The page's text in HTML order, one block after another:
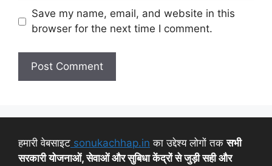
Save my name, email, and website in this
browser for the next time I comment.
हमारी वेबसाइट sonukachhap.in का उद्देश्य लोगों तकसभी
सरकारी योजनाओं, सेवाओं और सुबिधा केंद्रों से जुड़ी सही और